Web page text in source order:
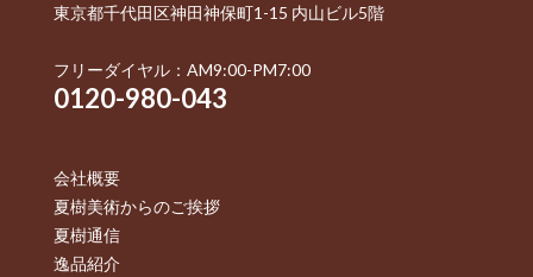
東京都千代田区神田神保町1-15 内山ビル5階
フリーダイヤル：AM9:00-PM7:00
0120-980-043
会社概要
夏樹美術からのご挨拶
夏樹通信
逸品紹介